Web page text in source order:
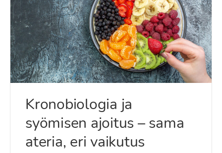
Kronobiologia ja
syömisen ajoitus – sama
ateria, eri vaikutus